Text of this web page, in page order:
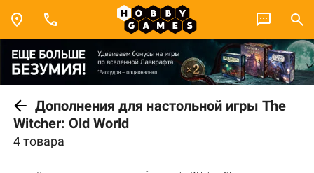
Дополнения для настольной игры The
Witcher: Old World
4 товара